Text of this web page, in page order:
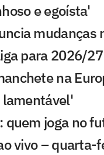
e egoísta'
mudanças
para 2026/27
na
lamentável'
quem joga no
vivo – quarta-